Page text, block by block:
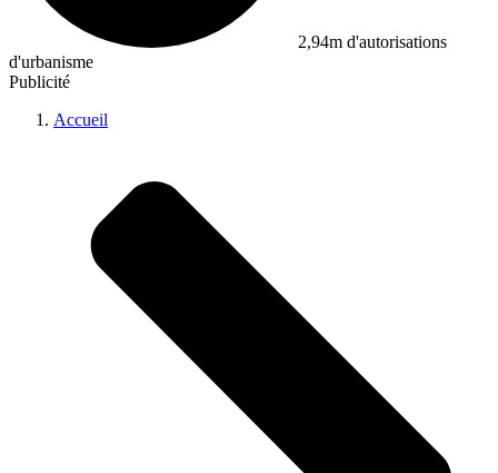
2,94m d'autorisations
d'urbanisme
Publicité
Accueil